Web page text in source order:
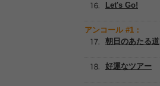
Let's Go!
アンコール #1：
朝日のあたる道
好運なツアー